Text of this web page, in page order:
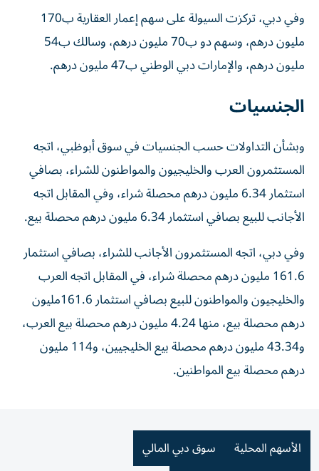
وفي دبي، تركزت السيولة على سهم إعمار العقارية ب170
مليون درهم، وسهم دو ب70 مليون درهم، وسالك ب54
مليون درهم، والإمارات دبي الوطني ب47 مليون درهم.
الجنسيات
وبشأن التداولات حسب الجنسيات في سوق أبوظبي، اتجه
المستثمرون العرب والخليجيون والمواطنون للشراء، بصافي
استثمار 6.34 مليون درهم محصلة شراء، وفي المقابل اتجه
الأجانب للبيع بصافي استثمار 6.34 مليون درهم محصلة بيع.
وفي دبي، اتجه المستثمرون الأجانب للشراء، بصافي استثمار
161.6 مليون درهم محصلة شراء، في المقابل اتجه العرب
والخليجيون والمواطنون للبيع بصافي استثمار 161.6مليون
درهم محصلة بيع، منها 4.24 مليون درهم محصلة بيع العرب،
و43.34 مليون درهم محصلة بيع الخليجيين، و114 مليون
درهم محصلة بيع المواطنين.
الأسهم المحلية
سوق دبي المالي